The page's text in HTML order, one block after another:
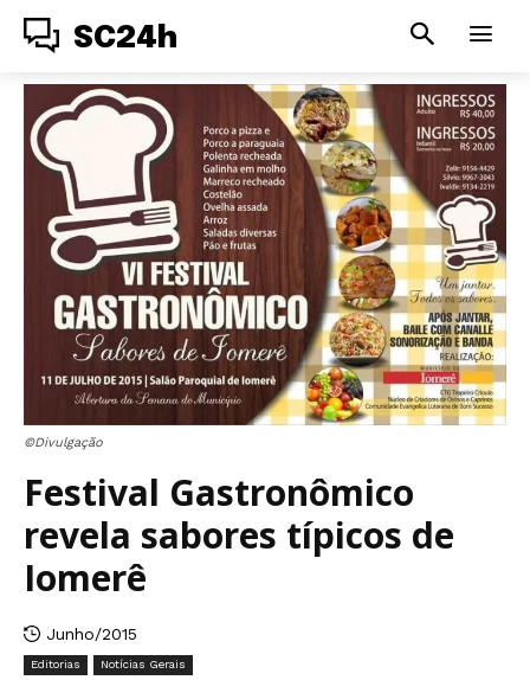
SC24h
©Divulgação
Festival Gastronômico
revela sabores típicos de
Iomerê
Junho/2015
Editorias Notícias Gerais